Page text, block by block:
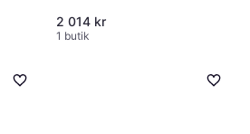
2 014 kr
1 butik